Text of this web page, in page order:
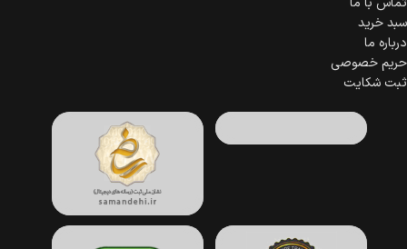
سبد خرید
درباره ما
حریم خصوصی
ثبت شکایت